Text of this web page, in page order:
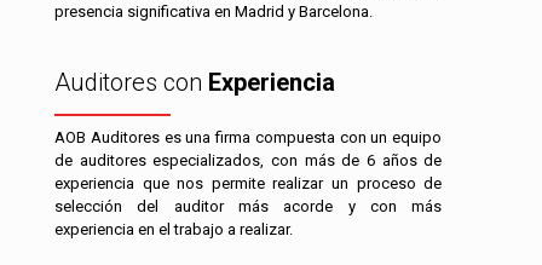
presencia significativa en Madrid y Barcelona.
Auditores con Experiencia
AOB Auditores es una firma compuesta con un equipo
de auditores especializados, con más de 6 años de
experiencia que nos permite realizar un proceso de
selección del auditor más acorde y con más
experiencia en el trabajo a realizar.